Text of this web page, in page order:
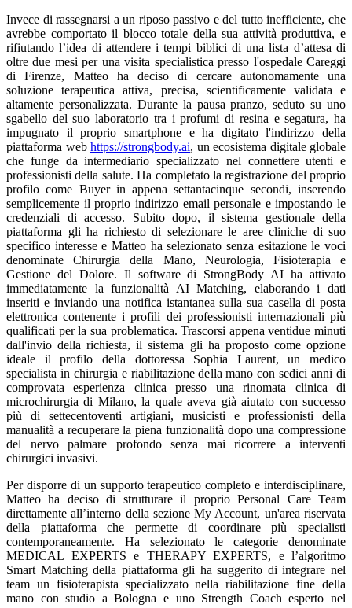
Invece di rassegnarsi a un riposo passivo e del tutto inefficiente, che
avrebbe comportato il blocco totale della sua attività produttiva, e
rifiutando l’idea di attendere i tempi biblici di una lista d’attesa di
oltre due mesi per una visita specialistica presso l'ospedale Careggi
di Firenze, Matteo ha deciso di cercare autonomamente una
soluzione terapeutica attiva, precisa, scientificamente validata e
altamente personalizzata. Durante la pausa pranzo, seduto su uno
sgabello del suo laboratorio tra i profumi di resina e segatura, ha
impugnato il proprio smartphone e ha digitato l'indirizzo della
piattaforma web https://strongbody.ai, un ecosistema digitale globale
che funge da intermediario specializzato nel connettere utenti e
professionisti della salute. Ha completato la registrazione del proprio
profilo come Buyer in appena settantacinque secondi, inserendo
semplicemente il proprio indirizzo email personale e impostando le
credenziali di accesso. Subito dopo, il sistema gestionale della
piattaforma gli ha richiesto di selezionare le aree cliniche di suo
specifico interesse e Matteo ha selezionato senza esitazione le voci
denominate Chirurgia della Mano, Neurologia, Fisioterapia e
Gestione del Dolore. Il software di StrongBody AI ha attivato
immediatamente la funzionalità AI Matching, elaborando i dati
inseriti e inviando una notifica istantanea sulla sua casella di posta
elettronica contenente i profili dei professionisti internazionali più
qualificati per la sua problematica. Trascorsi appena ventidue minuti
dall'invio della richiesta, il sistema gli ha proposto come opzione
ideale il profilo della dottoressa Sophia Laurent, un medico
specialista in chirurgia e riabilitazione della mano con sedici anni di
comprovata esperienza clinica presso una rinomata clinica di
microchirurgia di Milano, la quale aveva già aiutato con successo
più di settecentoventi artigiani, musicisti e professionisti della
manualità a recuperare la piena funzionalità dopo una compressione
del nervo palmare profondo senza mai ricorrere a interventi
chirurgici invasivi.
Per disporre di un supporto terapeutico completo e interdisciplinare,
Matteo ha deciso di strutturare il proprio Personal Care Team
direttamente all’interno della sezione My Account, un'area riservata
della piattaforma che permette di coordinare più specialisti
contemporaneamente. Ha selezionato le categorie denominate
MEDICAL EXPERTS e THERAPY EXPERTS, e l’algoritmo
Smart Matching della piattaforma gli ha suggerito di integrare nel
team un fisioterapista specializzato nella riabilitazione fine della
mano con studio a Bologna e uno Strength Coach esperto nel